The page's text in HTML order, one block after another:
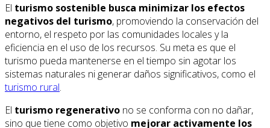
El turismo sostenible busca minimizar los efectos
negativos del turismo, promoviendo la conservación del
entorno, el respeto por las comunidades locales y la
eficiencia en el uso de los recursos. Su meta es que el
turismo pueda mantenerse en el tiempo sin agotar los
sistemas naturales ni generar daños significativos, como el
turismo rural.
El turismo regenerativo no se conforma con no dañar,
sino que tiene como objetivo mejorar activamente los